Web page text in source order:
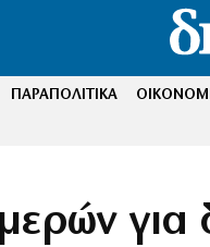
ΠΑΡΑΠΟΛΙΤΙΚΑ
για